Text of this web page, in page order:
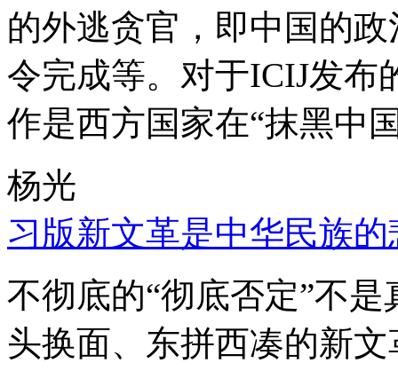
的外逃贪官，即中国的
令完成等。对于ICIJ发布
作是西方国家在“抹黑中
杨光
习版新文革是中华民族的
不彻底的“彻底否定”不
头换面、东拼西凑的新